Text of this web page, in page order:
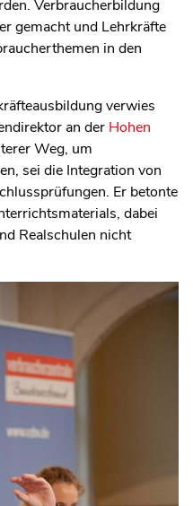
Verbraucherbildung
gemacht und Lehrkräfte
in den
verwies
an der Hohen
Weg, um
sei die Integration von
Er betonte
dabei
Realschulen nicht